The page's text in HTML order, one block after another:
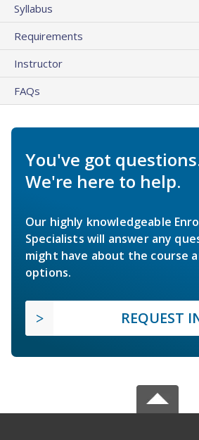
Syllabus
Requirements
Instructor
FAQs
You've got
We're here to help.
Our highly knowledgeable
Specialists will answer any
might have about the course
options.
REQUEST